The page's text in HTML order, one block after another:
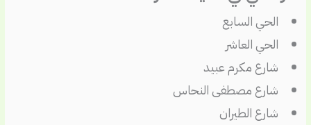
الحي السابع
الحي العاشر
شارع مكرم عبيد
شارع مصطفى النحاس
شارع الطيران